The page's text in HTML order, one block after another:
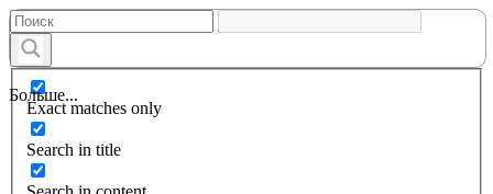
Больше...
Exact matches only
Search in title